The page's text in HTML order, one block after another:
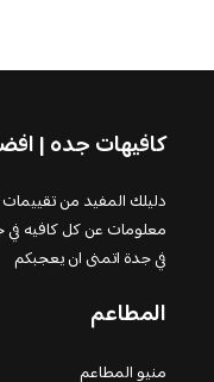
كافيهات جده |
دليلك المفيد من
معلومات عن كل كافيه
في جدة اتمنى ان يعجبكم
المطاعم
منيو المطاعم